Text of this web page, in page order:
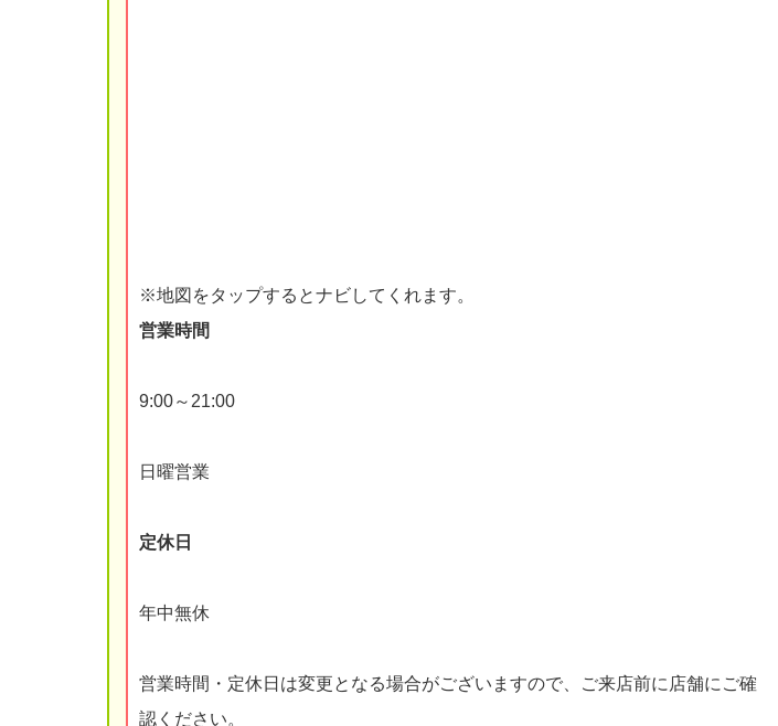
※地図をタップするとナビしてくれます。
営業時間
9:00～21:00
日曜営業
定休日
年中無休
営業時間・定休日は変更となる場合がございますので、ご来店前に店舗にご確
認ください。